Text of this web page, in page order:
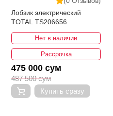
Лобзик электрический
TOTAL TS206656
Нет в наличии
Рассрочка
475 000 сум
487 500 сум
Купить сразу